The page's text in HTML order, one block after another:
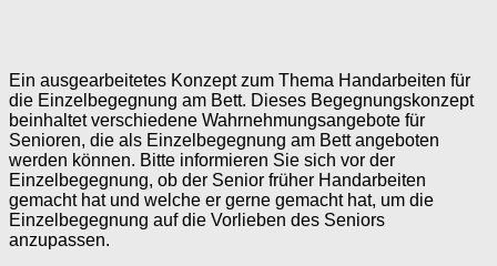
Ein ausgearbeitetes Konzept zum Thema Handarbeiten für
die Einzelbegegnung am Bett. Dieses Begegnungskonzept
beinhaltet verschiedene Wahrnehmungsangebote für
Senioren, die als Einzelbegegnung am Bett angeboten
werden können. Bitte informieren Sie sich vor der
Einzelbegegnung, ob der Senior früher Handarbeiten
gemacht hat und welche er gerne gemacht hat, um die
Einzelbegegnung auf die Vorlieben des Seniors
anzupassen.